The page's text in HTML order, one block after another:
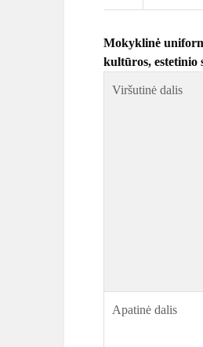
Mokyklinė
kultūros, estetinio
Viršutinė dalis
Apatinė dalis